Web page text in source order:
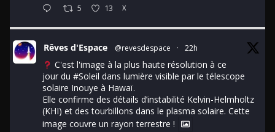
5 13 X
Rêves d'Espace @revesdespace · 22h
C'est l'image à la plus haute résolution à ce
jour du #Soleil dans lumière visible par le télescope
solaire Inouye à Hawaï.
Elle confirme des détails d’instabilité Kelvin-Helmholtz
(KHI) et des tourbillons dans le plasma solaire. Cette
image couvre un rayon terrestre !